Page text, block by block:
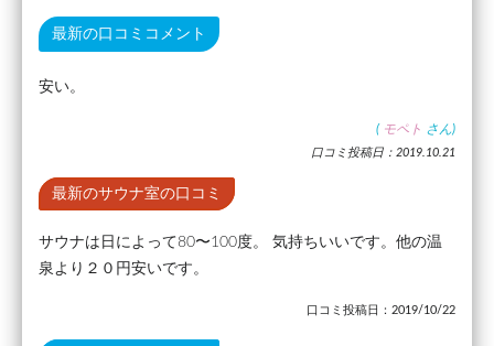
最新の口コミコメント
安い。
( モペト さん)
口コミ投稿日：2019.10.21
最新のサウナ室の口コミ
サウナは日によって80〜100度。 気持ちいいです。他の温
泉より２０円安いです。
口コミ投稿日：2019/10/22